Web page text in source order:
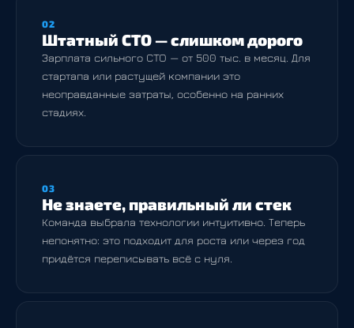
02
Штатный CTO — слишком дорого
Зарплата сильного CTO — от 500 тыс. в месяц. Для
стартапа или растущей компании это
неоправданные затраты, особенно на ранних
стадиях.
03
Не знаете, правильный ли стек
Команда выбрала технологии интуитивно. Теперь
непонятно: это подходит для роста или через год
придётся переписывать всё с нуля.